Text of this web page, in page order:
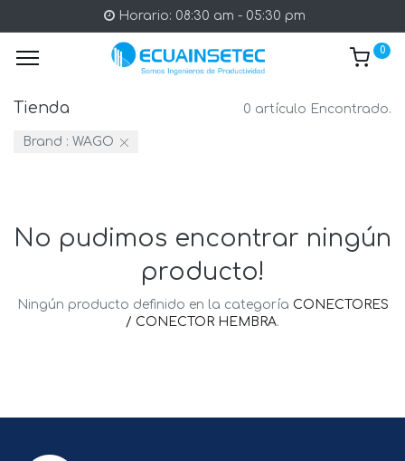
Horario: 08:30 am - 05:30 pm
0
Tienda 0 artículo Encontrado.
Brand : WAGO
No pudimos encontrar ningún
producto!
Ningún producto definido en la categoría CONECTORES
/ CONECTOR HEMBRA.